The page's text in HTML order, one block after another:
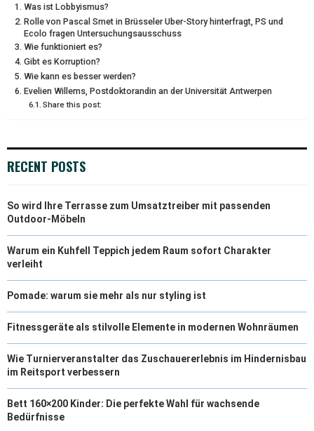
T
T
E
R
O E
T
Was ist Lobbyismus?
Rolle von Pascal Smet in Brüsseler Uber-Story hinterfragt, PS und
Ecolo fragen Untersuchungsausschuss
Wie funktioniert es?
Gibt es Korruption?
Wie kann es besser werden?
Evelien Willems, Postdoktorandin an der Universität Antwerpen
Share this post:
RECENT POSTS
So wird Ihre Terrasse zum Umsatztreiber mit passenden
Outdoor-Möbeln
Warum ein Kuhfell Teppich jedem Raum sofort Charakter
verleiht
Pomade: warum sie mehr als nur styling ist
Fitnessgeräte als stilvolle Elemente in modernen Wohnräumen
Wie Turnierveranstalter das Zuschauererlebnis im Hindernisbau
im Reitsport verbessern
Bett 160×200 Kinder: Die perfekte Wahl für wachsende
Bedürfnisse